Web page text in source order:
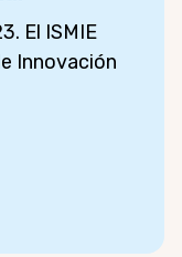
El ISMIE
Innovación